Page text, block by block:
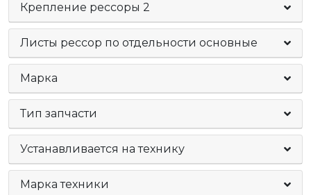
Крепление рессоры 2
Листы рессор по отдельности основные
Марка
Тип запчасти
Устанавливается на технику
Марка техники